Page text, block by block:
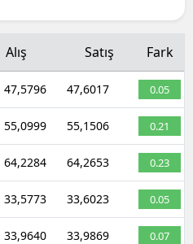
Alış Satış Fark
47,5796 47,6017 0.05
55,0999 55,1506 0.21
64,2284 64,2653 0.23
33,5773 33,6023 0.05
33,9640 33,9869 0.07